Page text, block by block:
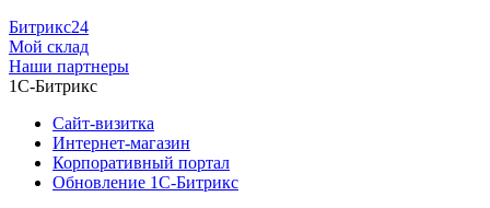
Битрикс24
Мой склад
Наши партнеры
1С-Битрикс
Сайт-визитка
Интернет-магазин
Корпоративный портал
Обновление 1С-Битрикс